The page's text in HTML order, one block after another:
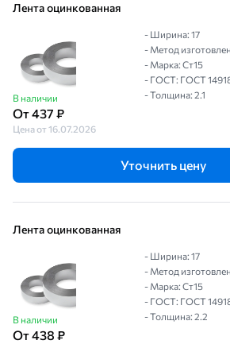
Лента оцинкованная
В наличии
От 437 ₽
Цена от 16.07.2026
- Ширина: 17
- Метод
- Марка: Ст15
- ГОСТ: ГОСТ
- Толщина: 2.1
Уточнить цену
Лента оцинкованная
В наличии
От 438 ₽
- Ширина: 17
- Метод
- Марка: Ст15
- ГОСТ: ГОСТ
- Толщина: 2.2